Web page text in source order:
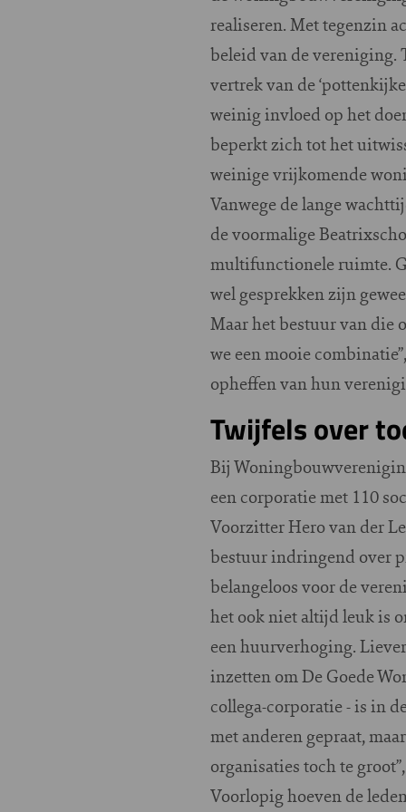
realiseren. Met tegenzin
beleid van de vereniging.
vertrek van de
weinig invloed op het
beperkt zich tot het
weinige vrijkomende
Vanwege de lange
de voormalige
multifunctionele ruimte.
wel gesprekken zijn
Maar het bestuur van die
we een mooie
opheffen van hun
Twijfels over
Bij
een corporatie met 110
Voorzitter Hero van der
bestuur indringend over
belangeloos voor de
het ook niet altijd leuk is
een huurverhoging.
inzetten om De Goede
collega-corporatie - is in
met anderen gepraat,
organisaties toch te
Voorlopig hoeven de